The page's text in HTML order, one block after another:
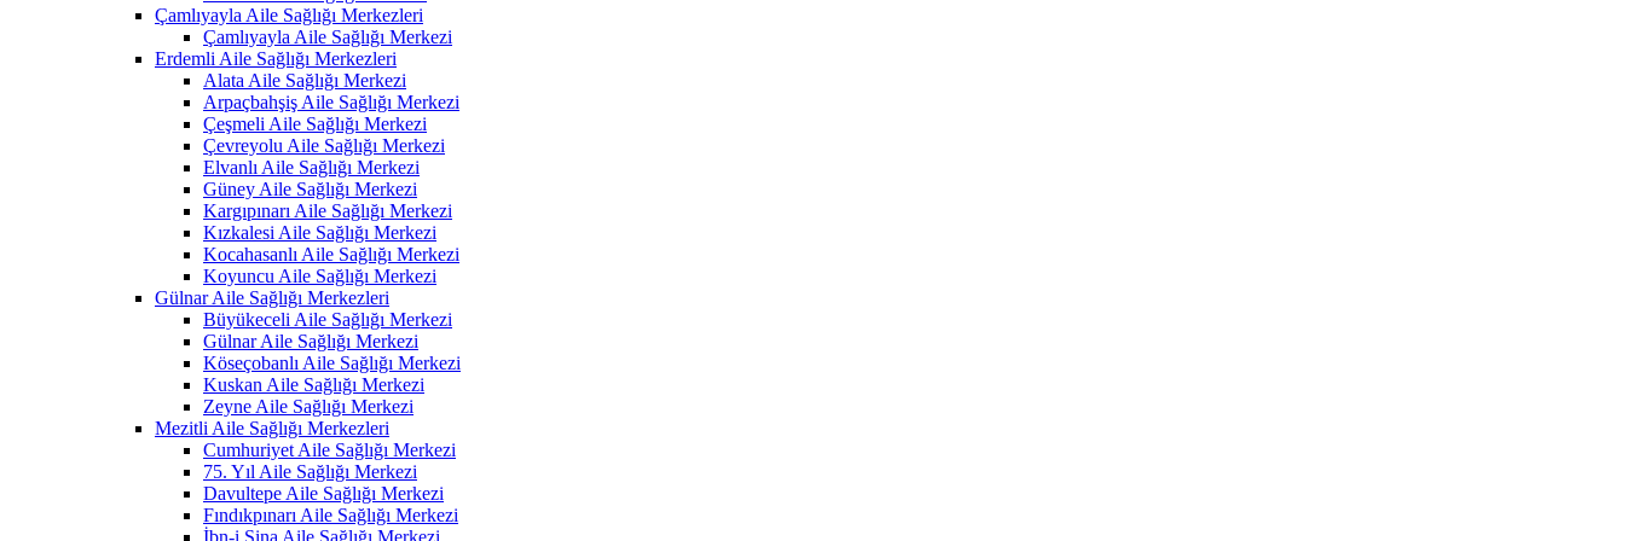
Çamlıyayla Aile Sağlığı Merkezleri
Çamlıyayla Aile Sağlığı Merkezi
Erdemli Aile Sağlığı Merkezleri
Alata Aile Sağlığı Merkezi
Arpaçbahşiş Aile Sağlığı Merkezi
Çeşmeli Aile Sağlığı Merkezi
Çevreyolu Aile Sağlığı Merkezi
Elvanlı Aile Sağlığı Merkezi
Güney Aile Sağlığı Merkezi
Kargıpınarı Aile Sağlığı Merkezi
Kızkalesi Aile Sağlığı Merkezi
Kocahasanlı Aile Sağlığı Merkezi
Koyuncu Aile Sağlığı Merkezi
Gülnar Aile Sağlığı Merkezleri
Büyükeceli Aile Sağlığı Merkezi
Gülnar Aile Sağlığı Merkezi
Köseçobanlı Aile Sağlığı Merkezi
Kuskan Aile Sağlığı Merkezi
Zeyne Aile Sağlığı Merkezi
Mezitli Aile Sağlığı Merkezleri
Cumhuriyet Aile Sağlığı Merkezi
75. Yıl Aile Sağlığı Merkezi
Davultepe Aile Sağlığı Merkezi
Fındıkpınarı Aile Sağlığı Merkezi
İbn-i Sina Aile Sağlığı Merkezi